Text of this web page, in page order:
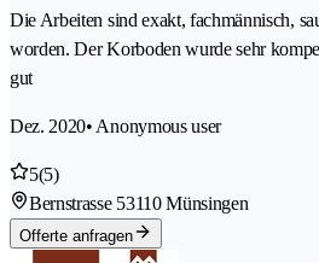
Die Arbeiten sind exakt, fachmännisch,
worden. Der Korboden wurde sehr
gut
Dez. 2020• Anonymous user
5(5)
Bernstrasse 53110 Münsingen
Offerte anfragen